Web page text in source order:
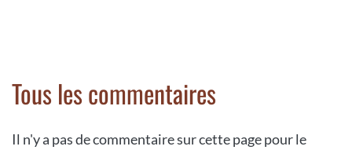
Tous les commentaires
Il n'y a pas de commentaire sur cette page pour le